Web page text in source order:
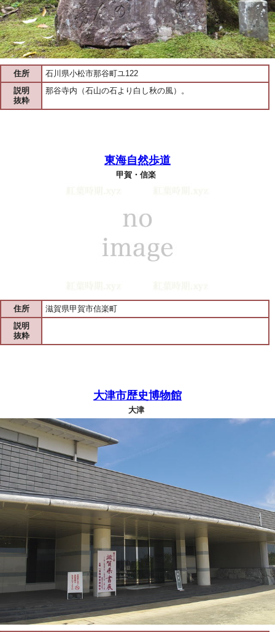
住所
石川県小松市那谷町ユ122
説明
抜粋
那谷寺内（石山の石より白し秋の風）。
東海自然歩道
甲賀・信楽
住所
滋賀県甲賀市信楽町
説明
抜粋
大津市歴史博物館
大津